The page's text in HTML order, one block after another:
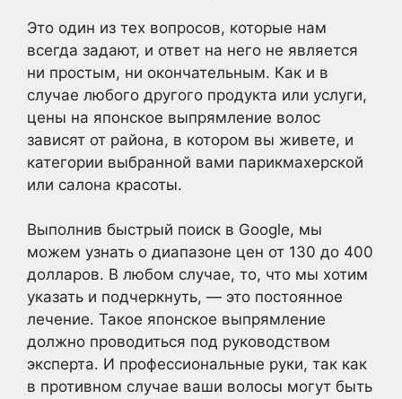
Это один из тех вопросов, которые нам
всегда задают, и ответ на него не является
ни простым, ни окончательным. Как и в
случае любого другого продукта или услуги,
цены на японское выпрямление волос
зависят от района, в котором вы живете, и
категории выбранной вами парикмахерской
или салона красоты.
Выполнив быстрый поиск в Google, мы
можем узнать о диапазоне цен от 130 до 400
долларов. В любом случае, то, что мы хотим
указать и подчеркнуть, — это постоянное
лечение. Такое японское выпрямление
должно проводиться под руководством
эксперта. И профессиональные руки, так как
в противном случае ваши волосы могут быть